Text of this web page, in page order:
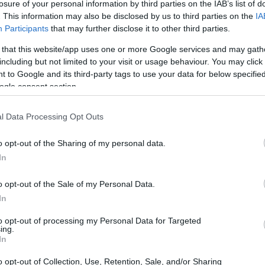
of your personal information by third parties on the IAB’s list of
This information may also be disclosed by us to third parties on the
Participants that may further disclose it to other third parties.
that this website/app uses one or more Google services and may
but not limited to your visit or usage behaviour. You may
to Google and its third-party tags to use your data for below
consent section.
Data Processing Opt Outs
opt-out of the Sharing of my personal data.
opt-out of the Sale of my Personal Data.
opt-out of processing my Personal Data for Targeted
opt-out of Collection, Use, Retention, Sale, and/or Sharing
οι φιλονικίες και οι αντιπαραθέσεις
είναι ποια θέση είναι σωστή και ποια
τώρα. Σας ζητώ λοιπόν σε όλους όσοι
μου. Προσπαθώ να βρω εκείνα τα
από την καρδιά μου με σκοπό να αγγίξουν
από τώρα θα κοιτάτε πίσω στο
ήταν πολύ πιο σοβαρά από ότι
είχαμε πολύ περισσότερες από εκείνες
στην οποία βρισκόμαστε. Χρειαζόμαστε
πάθος. Υπάρχουν άνθρωποι που
να έχουμε όλα τα απαραίτητα
υπάρχει η θέληση για να σωθούμε.
για τη σωτηρία είναι από μόνη
Nespoliέστειλε το δικό του μήνυμα
23:42
23:30
23:17